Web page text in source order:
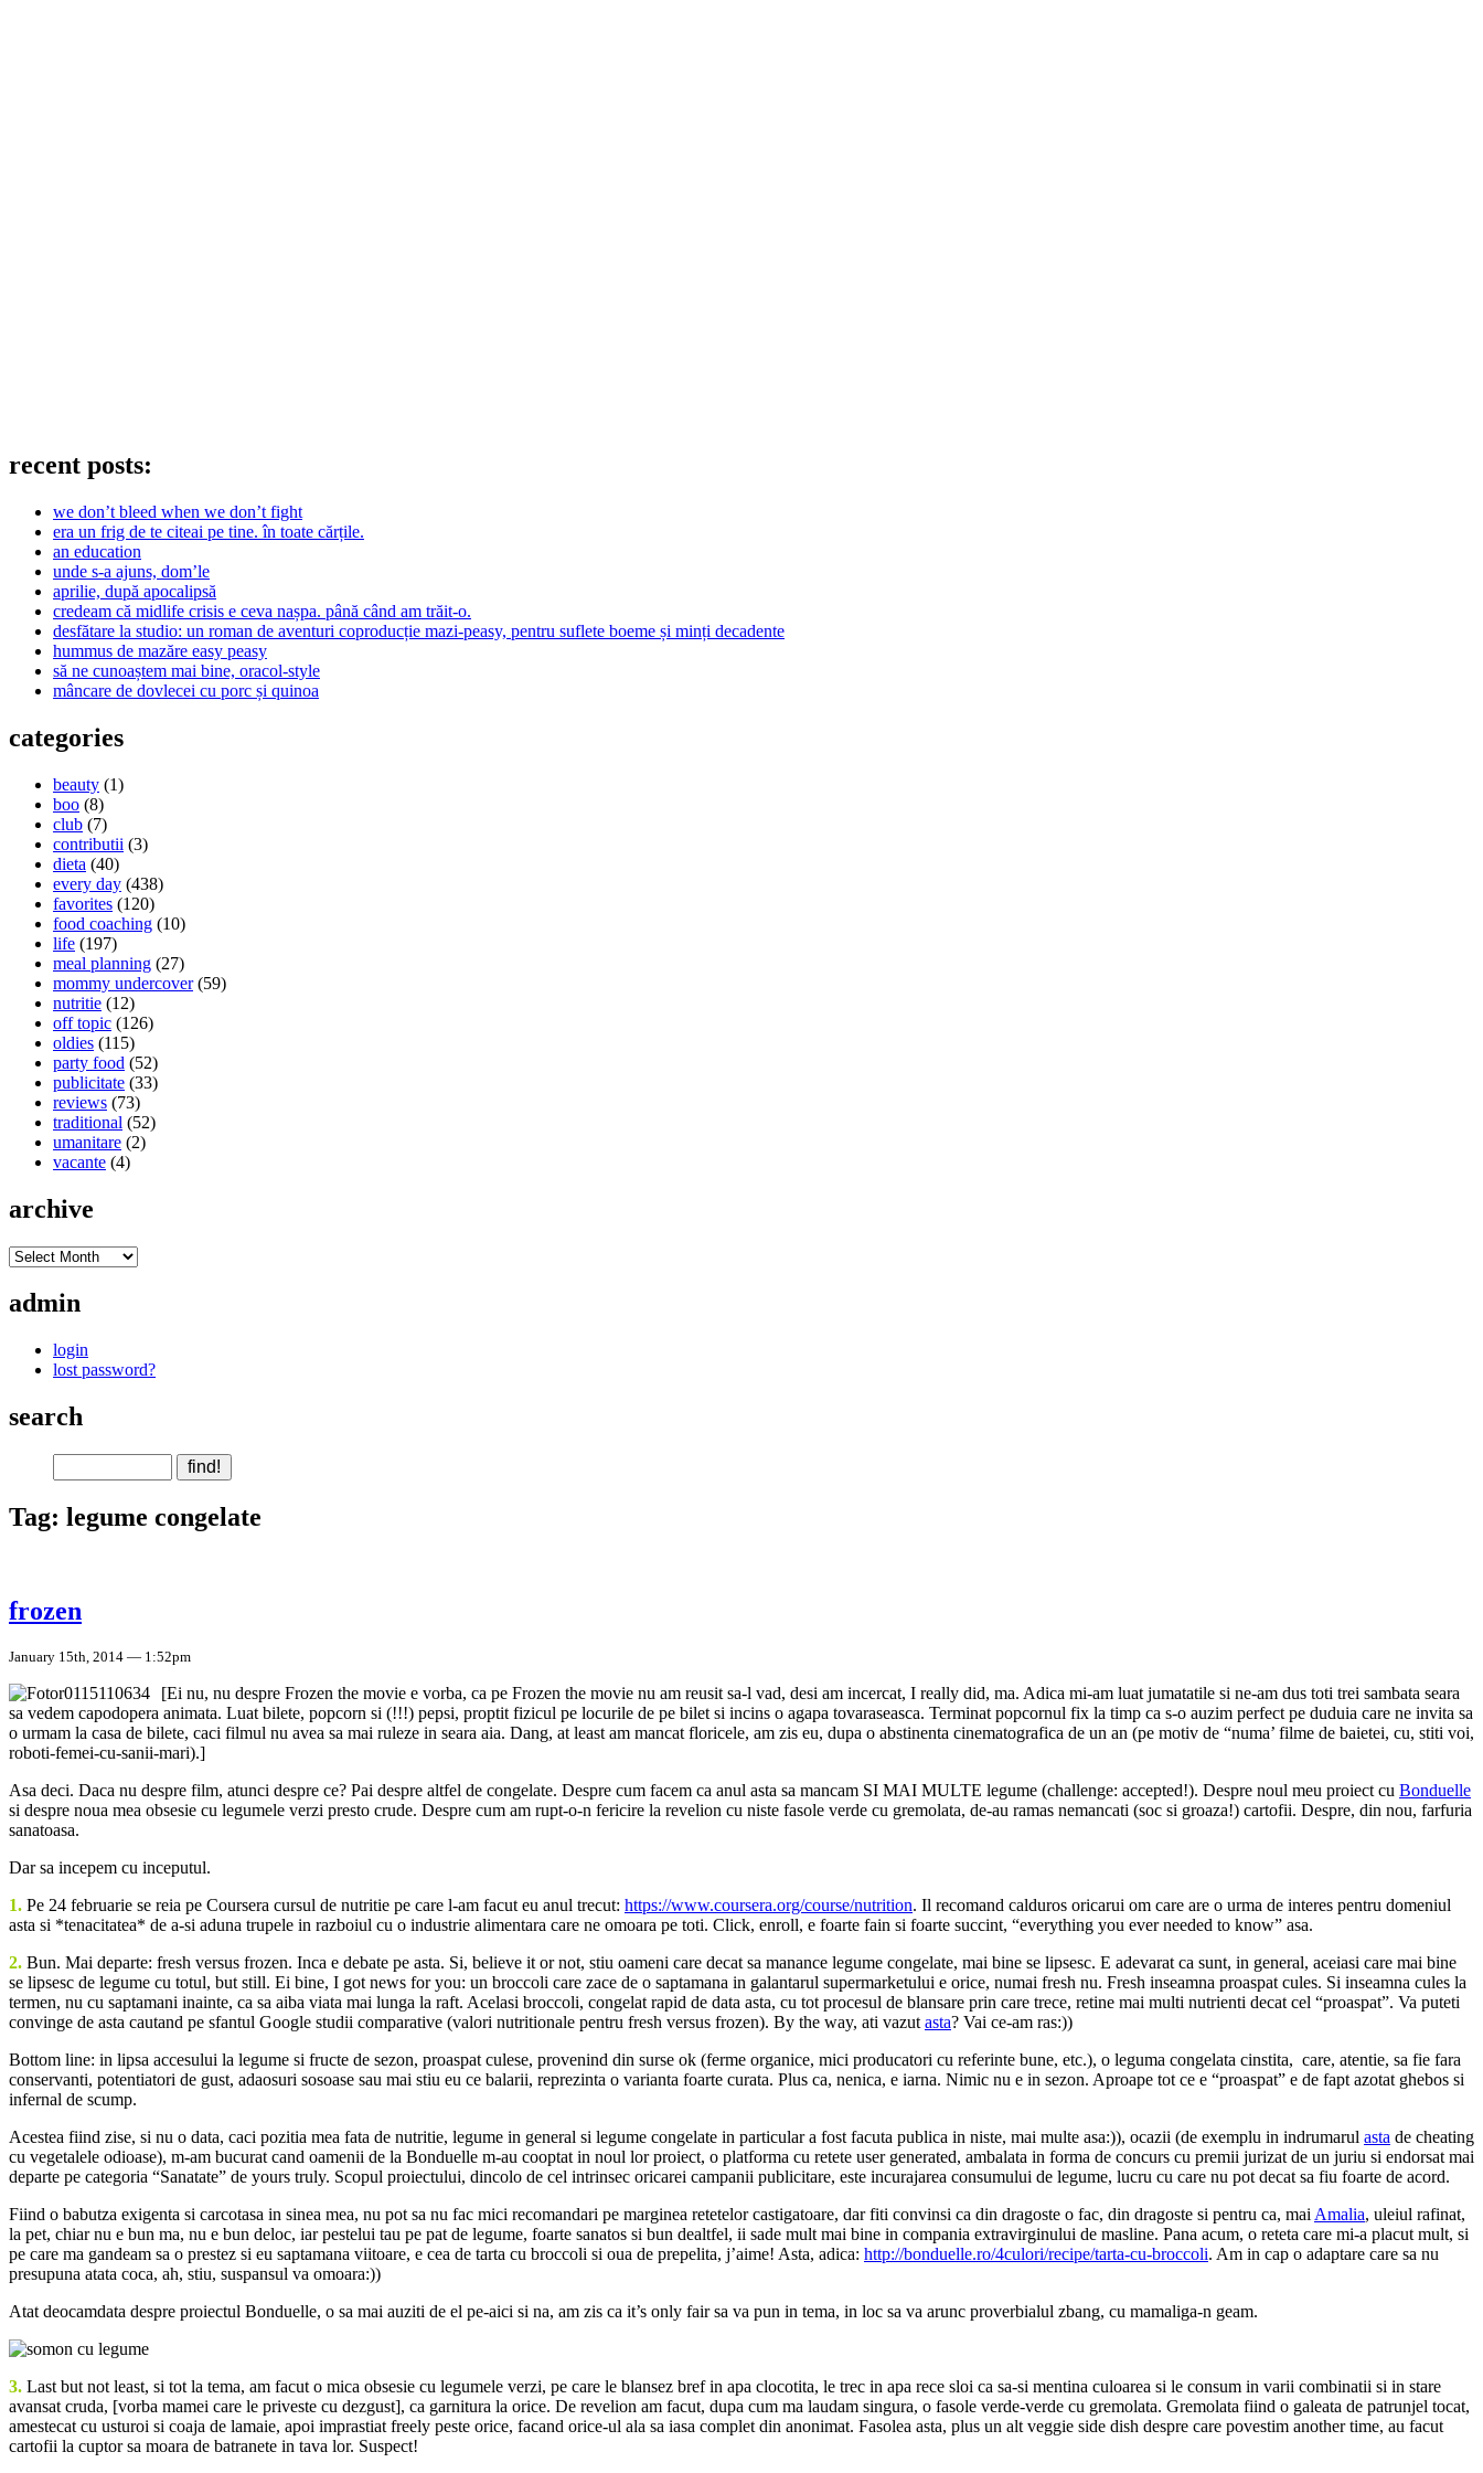
recent posts:
we don’t bleed when we don’t fight
era un frig de te citeai pe tine. în toate cărțile.
an education
unde s-a ajuns, dom’le
aprilie, după apocalipsă
credeam că midlife crisis e ceva nașpa. până când am trăit-o.
desfătare la studio: un roman de aventuri coproducție mazi-peasy, pentru suflete boeme și minți decadente
hummus de mazăre easy peasy
să ne cunoaștem mai bine, oracol-style
mâncare de dovlecei cu porc și quinoa
categories
beauty (1)
boo (8)
club (7)
contributii (3)
dieta (40)
every day (438)
favorites (120)
food coaching (10)
life (197)
meal planning (27)
mommy undercover(59)
nutritie (12)
off topic (126)
oldies (115)
party food (52)
publicitate (33)
reviews (73)
traditional (52)
umanitare (2)
vacante (4)
archive
admin
login
lost password?
search
Tag: legume congelate
frozen
January 15th, 2014 — 1:52pm
[Ei nu, nu despre Frozen the movie e vorba, ca pe Frozen the movie nu am reusit sa-l vad, desi am incercat, I really did, ma. Adica mi-am luat jumatatile si ne-am dus toti trei sambata seara
sa vedem capodopera animata. Luat bilete, popcorn si (!!!) pepsi, proptit fizicul pe locurile de pe bilet si incins o agapa tovaraseasca. Terminat popcornul fix la timp ca s-o auzim perfect pe duduia care ne invita sa
o urmam la casa de bilete, caci filmul nu avea sa mai ruleze in seara aia. Dang, at least am mancat floricele, am zis eu, dupa o abstinenta cinematografica de un an (pe motiv de “numa’ filme de baietei, cu, stiti voi,
roboti-femei-cu-sanii-mari).]
Asa deci. Daca nu despre film, atunci despre ce? Pai despre altfel de congelate. Despre cum facem ca anul asta sa mancam SI MAI MULTE legume (challenge: accepted!). Despre noul meu proiect cu Bonduelle
si despre noua mea obsesie cu legumele verzi presto crude. Despre cum am rupt-o-n fericire la revelion cu niste fasole verde cu gremolata, de-au ramas nemancati (soc si groaza!) cartofii. Despre, din nou, farfuria
sanatoasa.
Dar sa incepem cu inceputul.
1. Pe 24 februarie se reia pe Coursera cursul de nutritie pe care l-am facut eu anul trecut: https://www.coursera.org/course/nutrition. Il recomand calduros oricarui om care are o urma de interes pentru domeniul
asta si *tenacitatea* de a-si aduna trupele in razboiul cu o industrie alimentara care ne omoara pe toti. Click, enroll, e foarte fain si foarte succint, “everything you ever needed to know” asa.
2. Bun. Mai departe: fresh versus frozen. Inca e debate pe asta. Si, believe it or not, stiu oameni care decat sa manance legume congelate, mai bine se lipsesc. E adevarat ca sunt, in general, aceiasi care mai bine
se lipsesc de legume cu totul, but still. Ei bine, I got news for you: un broccoli care zace de o saptamana in galantarul supermarketului e orice, numai fresh nu. Fresh inseamna proaspat cules. Si inseamna cules la
termen, nu cu saptamani inainte, ca sa aiba viata mai lunga la raft. Acelasi broccoli, congelat rapid de data asta, cu tot procesul de blansare prin care trece, retine mai multi nutrienti decat cel “proaspat”. Va puteti
convinge de asta cautand pe sfantul Google studii comparative (valori nutritionale pentru fresh versus frozen). By the way, ati vazut asta? Vai ce-am ras:))
Bottom line: in lipsa accesului la legume si fructe de sezon, proaspat culese, provenind din surse ok (ferme organice, mici producatori cu referinte bune, etc.), o leguma congelata cinstita, care, atentie, sa fie fara
conservanti, potentiatori de gust, adaosuri sosoase sau mai stiu eu ce balarii, reprezinta o varianta foarte curata. Plus ca, nenica, e iarna. Nimic nu e in sezon. Aproape tot ce e “proaspat” e de fapt azotat ghebos si
infernal de scump.
Acestea fiind zise, si nu o data, caci pozitia mea fata de nutritie, legume in general si legume congelate in particular a fost facuta publica in niste, mai multe asa:)), ocazii (de exemplu in indrumarul asta de cheating
cu vegetalele odioase), m-am bucurat cand oamenii de la Bonduelle m-au cooptat in noul lor proiect, o platforma cu retete user generated, ambalata in forma de concurs cu premii jurizat de un juriu si endorsat mai
departe pe categoria “Sanatate” de yours truly. Scopul proiectului, dincolo de cel intrinsec oricarei campanii publicitare, este incurajarea consumului de legume, lucru cu care nu pot decat sa fiu foarte de acord.
Fiind o babutza exigenta si carcotasa in sinea mea, nu pot sa nu fac mici recomandari pe marginea retetelor castigatoare, dar fiti convinsi ca din dragoste o fac, din dragoste si pentru ca, mai Amalia, uleiul rafinat,
la pet, chiar nu e bun ma, nu e bun deloc, iar pestelui tau pe pat de legume, foarte sanatos si bun dealtfel, ii sade mult mai bine in compania extravirginului de masline. Pana acum, o reteta care mi-a placut mult, si
pe care ma gandeam sa o prestez si eu saptamana viitoare, e cea de tarta cu broccoli si oua de prepelita, j’aime! Asta, adica: http://bonduelle.ro/4culori/recipe/tarta-cu-broccoli. Am in cap o adaptare care sa nu
presupuna atata coca, ah, stiu, suspansul va omoara:))
Atat deocamdata despre proiectul Bonduelle, o sa mai auziti de el pe-aici si na, am zis ca it’s only fair sa va pun in tema, in loc sa va arunc proverbialul zbang, cu mamaliga-n geam.
3. Last but not least, si tot la tema, am facut o mica obsesie cu legumele verzi, pe care le blansez bref in apa clocotita, le trec in apa rece sloi ca sa-si mentina culoarea si le consum in varii combinatii si in stare
avansat cruda, [vorba mamei care le priveste cu dezgust], ca garnitura la orice. De revelion am facut, dupa cum ma laudam singura, o fasole verde-verde cu gremolata. Gremolata fiind o galeata de patrunjel tocat,
amestecat cu usturoi si coaja de lamaie, apoi imprastiat freely peste orice, facand orice-ul ala sa iasa complet din anonimat. Fasolea asta, plus un alt veggie side dish despre care povestim another time, au facut
cartofii la cuptor sa moara de batranete in tava lor. Suspect!